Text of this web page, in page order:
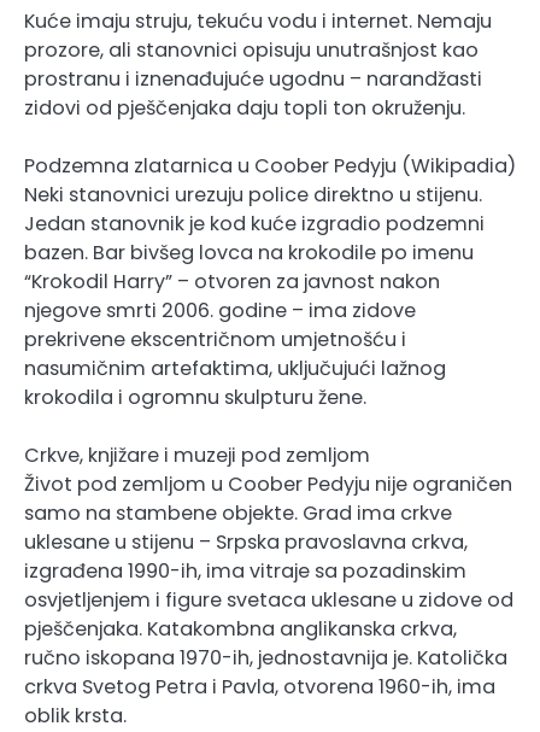
Kuće imaju struju, tekuću vodu i internet. Nemaju
prozore, ali stanovnici opisuju unutrašnjost kao
prostranu i iznenađujuće ugodnu – narandžasti
zidovi od pješčenjaka daju topli ton okruženju.
Podzemna zlatarnica u Coober Pedyju (Wikipadia)
Neki stanovnici urezuju police direktno u stijenu.
Jedan stanovnik je kod kuće izgradio podzemni
bazen. Bar bivšeg lovca na krokodile po imenu
“Krokodil Harry” – otvoren za javnost nakon
njegove smrti 2006. godine – ima zidove
prekrivene ekscentričnom umjetnošću i
nasumičnim artefaktima, uključujući lažnog
krokodila i ogromnu skulpturu žene.
Crkve, knjižare i muzeji pod zemljom
Život pod zemljom u Coober Pedyju nije ograničen
samo na stambene objekte. Grad ima crkve
uklesane u stijenu – Srpska pravoslavna crkva,
izgrađena 1990-ih, ima vitraje sa pozadinskim
osvjetljenjem i figure svetaca uklesane u zidove od
pješčenjaka. Katakombna anglikanska crkva,
ručno iskopana 1970-ih, jednostavnija je. Katolička
crkva Svetog Petra i Pavla, otvorena 1960-ih, ima
oblik krsta.